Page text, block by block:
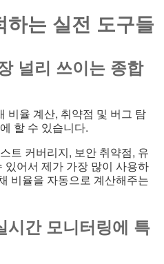
는 실전 도구들
널리 쓰이는 종합
비율 계산, 취약점 및 버그 탐
할 수 있습니다.
트 커버리지, 보안 취약점, 유
어서 제가 가장 많이 사용하
비율을 자동으로 계산해주는
간 모니터링에 특